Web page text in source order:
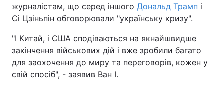
журналістам, що серед іншого Дональд Трамп і
Сі Цзіньпін обговорювали "українську кризу".
"І Китай, і США сподіваються на якнайшвидше
закінчення військових дій і вже зробили багато
для заохочення до миру та переговорів, кожен у
свій спосіб", - заявив Ван І.